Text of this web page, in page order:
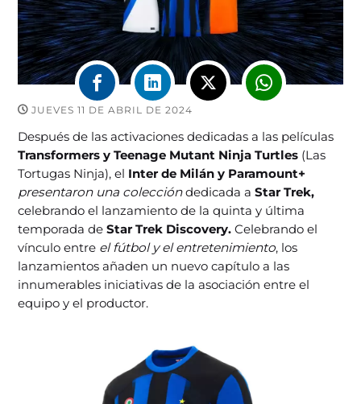
JUEVES 11 DE ABRIL DE 2024
Después de las activaciones dedicadas a las películas
Transformers y Teenage Mutant Ninja Turtles (Las
Tortugas Ninja), el Inter de Milán y Paramount+
presentaron una coleccióndedicada aStar Trek,
celebrando el lanzamiento de la quinta y última
temporada deStar Trek Discovery.Celebrando el
vínculo entre el fútbol y el entretenimiento, los
lanzamientos añaden un nuevo capítulo a las
innumerables iniciativas de la asociación entre el
equipo y el productor.